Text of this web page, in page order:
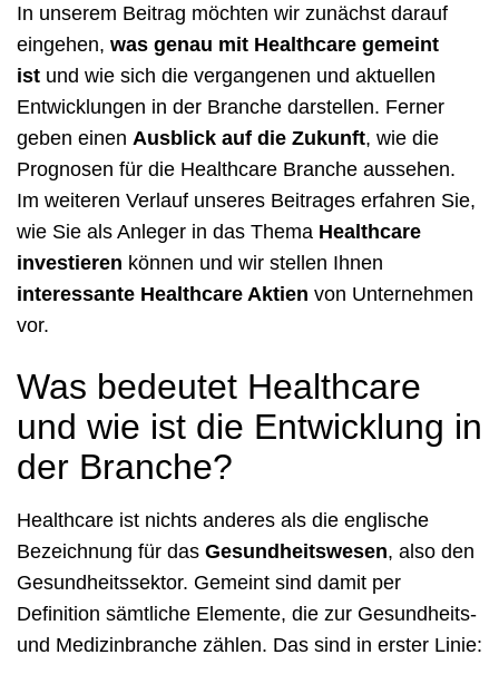
In unserem Beitrag möchten wir zunächst darauf
eingehen, was genau mit Healthcare gemeint
ist und wie sich die vergangenen und aktuellen
Entwicklungen in der Branche darstellen. Ferner
geben einen Ausblick auf die Zukunft, wie die
Prognosen für die Healthcare Branche aussehen.
Im weiteren Verlauf unseres Beitrages erfahren Sie,
wie Sie als Anleger in das Thema Healthcare
investieren können und wir stellen Ihnen
interessante Healthcare Aktien von Unternehmen
vor.
Was bedeutet Healthcare
und wie ist die Entwicklung in
der Branche?
Healthcare ist nichts anderes als die englische
Bezeichnung für das Gesundheitswesen, also den
Gesundheitssektor. Gemeint sind damit per
Definition sämtliche Elemente, die zur Gesundheits-
und Medizinbranche zählen. Das sind in erster Linie: